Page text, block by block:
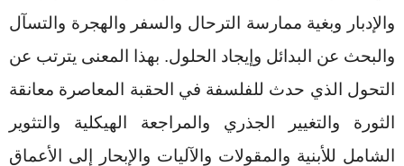
والإدبار وبغية ممارسة الترحال والسفر والهجرة والتسآل
والبحث عن البدائل وإيجاد الحلول. بهذا المعنى يترتب عن
التحول الذي حدث للفلسفة في الحقبة المعاصرة معانقة
الثورة والتغيير الجذري والمراجعة الهيكلية والتثوير
الشامل للأبنية والمقولات والآليات والإبحار إلى الأعماق